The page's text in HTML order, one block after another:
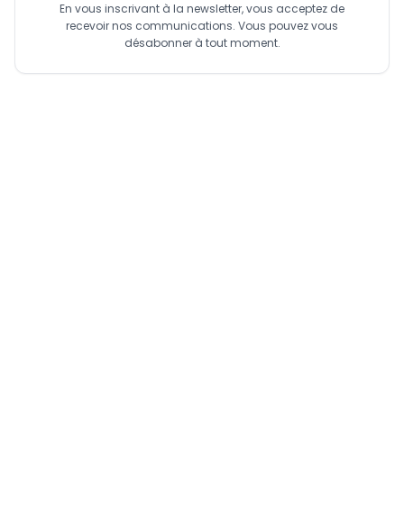
En vous inscrivant à la newsletter, vous acceptez de
recevoir nos communications. Vous pouvez vous
désabonner à tout moment.